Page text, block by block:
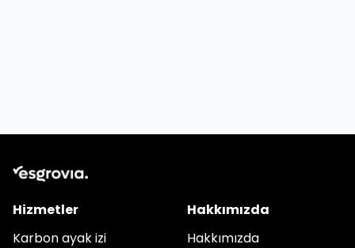
Hizmetler
Karbon ayak izi
Hakkımızda
Hakkımızda